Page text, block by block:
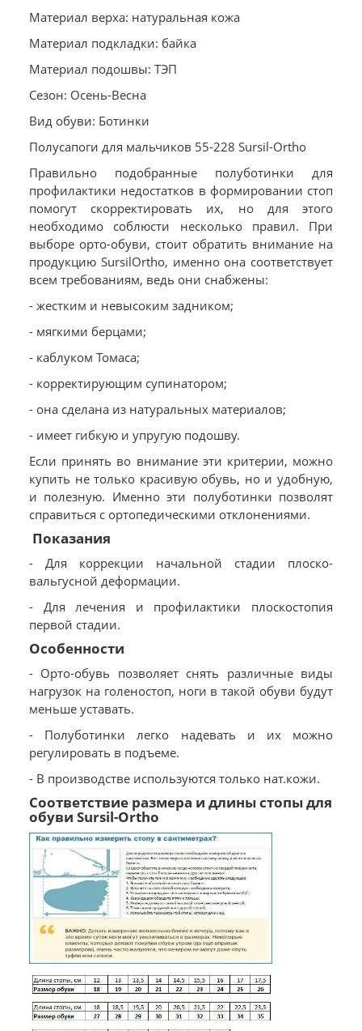
Материал верха: натуральная кожа
Материал подкладки: байка
Материал подошвы: ТЭП
Сезон: Осень-Весна
Вид обуви: Ботинки
Полусапоги для мальчиков 55-228 Sursil-Ortho
Правильно подобранные полуботинки для
профилактики недостатков в формировании стоп
помогут скорректировать их, но для этого
необходимо соблюсти несколько правил. При
выборе орто-обуви, стоит обратить внимание на
продукцию SursilOrtho, именно она соответствует
всем требованиям, ведь они снабжены:
- жестким и невысоким задником;
- мягкими берцами;
- каблуком Томаса;
- корректирующим супинатором;
- она сделана из натуральных материалов;
- имеет гибкую и упругую подошву.
Если принять во внимание эти критерии, можно
купить не только красивую обувь, но и удобную,
и полезную. Именно эти полуботинки позволят
справиться с ортопедическими отклонениями.
Показания
- Для коррекции начальной стадии плоско-
вальгусной деформации.
- Для лечения и профилактики плоскостопия
первой стадии.
Особенности
- Орто-обувь позволяет снять различные виды
нагрузок на голеностоп, ноги в такой обуви будут
меньше уставать.
- Полуботинки легко надевать и их можно
регулировать в подъеме.
- В производстве используются только нат.кожи.
Соответствие размера и длины стопы для
обуви Sursil-Ortho